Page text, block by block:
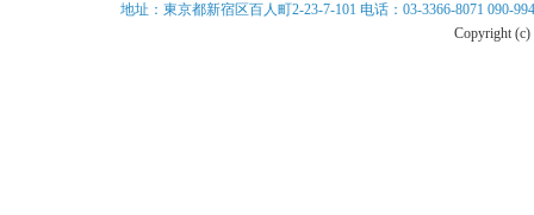
地址：東京都新宿区百人町2-23-7-101 电话：03-3366-8071 090-
Copyright (c)